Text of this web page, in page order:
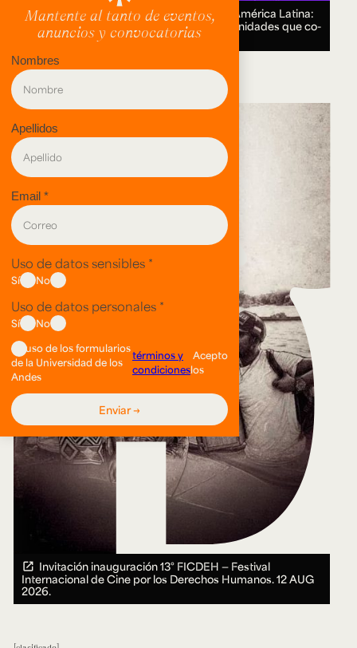
Encuentro Humanidades Digitales en América Latina:
genealogías, conocimiento abierto y comunidades que co-
crean.18 AUG 2026.
evento
Invitación inauguración 13° FICDEH — Festival
Internacional de Cine por los Derechos Humanos.12 AUG
2026.